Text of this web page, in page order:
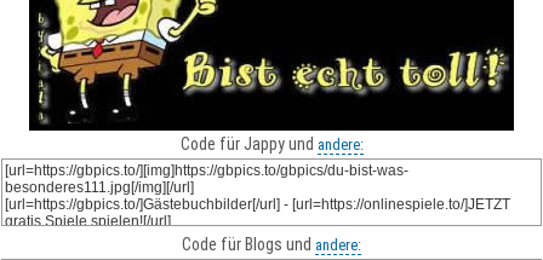
Code für Jappy und andere:
Code für Blogs und andere: